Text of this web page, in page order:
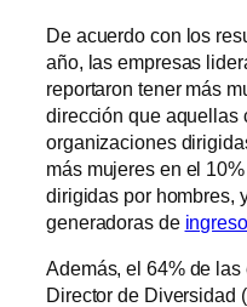
De acuerdo con los
año, las empresas
reportaron tener más
dirección que aquellas
organizaciones
más mujeres en el
dirigidas por hombres,
generadoras de
Además, el 64% de
Director de Diversidad